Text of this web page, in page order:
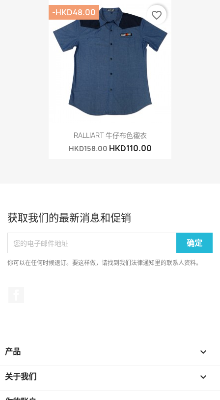
RALLIART 牛仔布色襯衣
HKD158.00 HKD110.00
-HKD48.00 favorite_border
获取我们的最新消息和促销
你可以在任何时候退订。要这样做，请找到我们法律通知里的联系人资料。
产品 
关于我们 